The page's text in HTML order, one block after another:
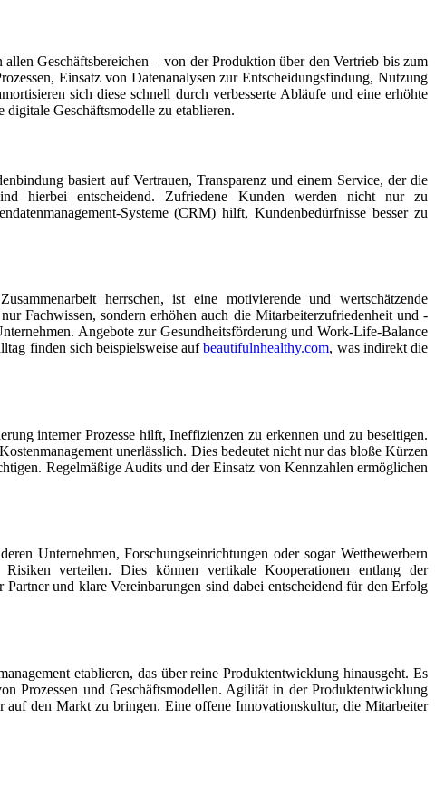
Geschäftsbereichen – von der Produktion über den Vertrieb bis zum
Einsatz von Datenanalysen zur Entscheidungsfindung, Nutzung
sich diese schnell durch verbesserte Abläufe und eine erhöhte
digitale Geschäftsmodelle zu etablieren.
basiert auf Vertrauen, Transparenz und einem Service, der die
hierbei entscheidend. Zufriedene Kunden werden nicht nur zu
Systeme (CRM) hilft, Kundenbedürfnisse besser zu
herrschen, ist eine motivierende und wertschätzende
Fachwissen, sondern erhöhen auch die Mitarbeiterzufriedenheit und -
Angebote zur Gesundheitsförderung und Work-Life-Balance
finden sich beispielsweise aufbeautifulnhealthy.com, was indirekt die
interner Prozesse hilft, Ineffizienzen zu erkennen und zu beseitigen.
unerlässlich. Dies bedeutet nicht nur das bloße Kürzen
Regelmäßige Audits und der Einsatz von Kennzahlen ermöglichen
Unternehmen, Forschungseinrichtungen oder sogar Wettbewerbern
verteilen. Dies können vertikale Kooperationen entlang der
und klare Vereinbarungen sind dabei entscheidend für den Erfolg
etablieren, das über reine Produktentwicklung hinausgeht. Es
Prozessen und Geschäftsmodellen. Agilität in der Produktentwicklung
auf den Markt zu bringen. Eine offene Innovationskultur, die Mitarbeiter